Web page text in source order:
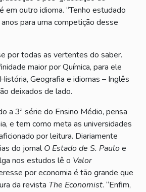
em outro idioma. “Tenho estudado
para uma competição desse
por todas as vertentes do saber.
maior por Química, para ele
Geografia e idiomas – Inglês
deixados de lado.
a 3ª série do Ensino Médio, pensa
e tem como meta as universidades
por leitura. Diariamente
do jornalO Estado de S. Pauloe
nos estudos lê o Valor
por economia é tão grande que
da revista The Economist. “Enfim,